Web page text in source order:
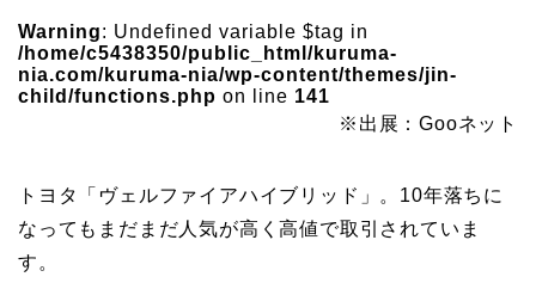
Warning: Undefined variable $tag in
/home/c5438350/public_html/kuruma-
nia.com/kuruma-nia/wp-content/themes/jin-
child/functions.php on line 141
※出展：Gooネット
トヨタ「ヴェルファイアハイブリッド」。10年落ちに
なってもまだまだ人気が高く高値で取引されていま
す。